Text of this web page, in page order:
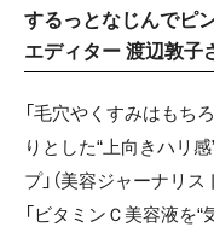
するっとなじんでピ
エディター 渡辺敦子
「毛穴やくすみはもち
りとした“上向きハリ
プ」（美容ジャーナリ
「ビタミンＣ美容液を